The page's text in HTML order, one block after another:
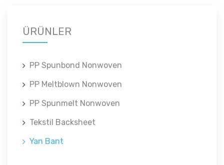
ÜRÜNLER
PP Spunbond Nonwoven
PP Meltblown Nonwoven
PP Spunmelt Nonwoven
Tekstil Backsheet
Yan Bant